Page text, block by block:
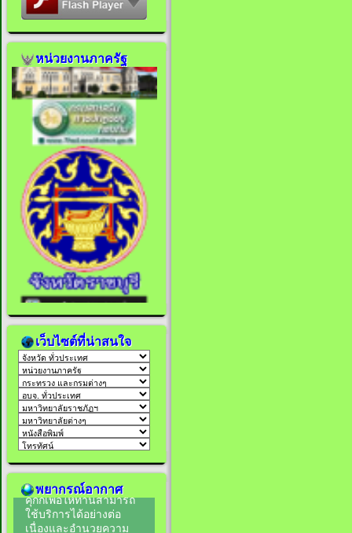
หน่วยงานภาครัฐ
เว็บไซต์ที่น่าสนใจ
พยากรณ์อากาศ